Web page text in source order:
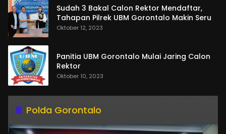
Sudah 3 Bakal Calon Rektor Mendaftar,
Tahapan Pilrek UBM Gorontalo Makin Seru
Oktober 12, 2023
Panitia UBM Gorontalo Mulai Jaring Calon
Rektor
Oktober 10, 2023
Polda Gorontalo